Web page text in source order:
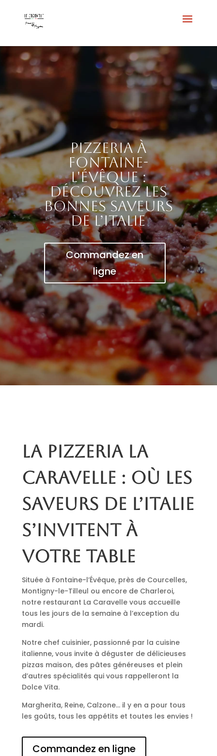
Pizzeria à
Fontaine-
l'Évêque :
découvrez les
bonnes saveurs
de l’Italie
Commandez en
ligne
La pizzeria La
Caravelle : où les
saveurs de l’Italie
s’invitent à
votre table
Située à Fontaine-l’Évêque, près de Courcelles,
Montigny-le-Tilleul ou encore de Charleroi,
notre restaurant La Caravelle vous accueille
tous les jours de la semaine à l’exception du
mardi.
Notre chef cuisinier, passionné par la cuisine
italienne, vous invite à déguster de délicieuses
pizzas maison, des pâtes généreuses et plein
d’autres spécialités qui vous rappelleront la
Dolce Vita.
Margherita, Reine, Calzone… il y en a pour tous
les goûts, tous les appétits et toutes les envies !
Commandez en ligne